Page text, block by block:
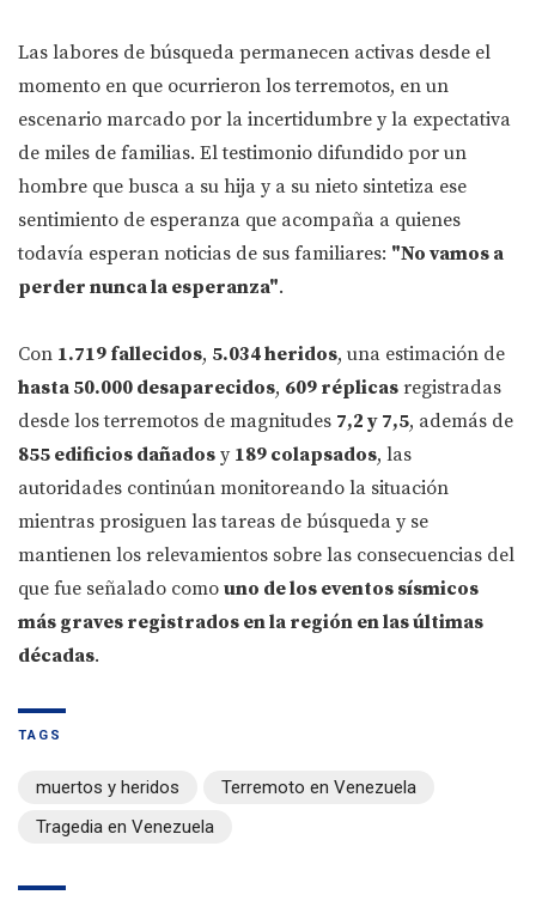
Las labores de búsqueda permanecen activas desde el
momento en que ocurrieron los terremotos, en un
escenario marcado por la incertidumbre y la expectativa
de miles de familias. El testimonio difundido por un
hombre que busca a su hija y a su nieto sintetiza ese
sentimiento de esperanza que acompaña a quienes
todavía esperan noticias de sus familiares: "No vamos a
perder nunca la esperanza".
Con 1.719 fallecidos, 5.034 heridos, una estimación de
hasta 50.000 desaparecidos, 609 réplicas registradas
desde los terremotos de magnitudes 7,2 y 7,5, además de
855 edificios dañados y 189 colapsados, las
autoridades continúan monitoreando la situación
mientras prosiguen las tareas de búsqueda y se
mantienen los relevamientos sobre las consecuencias del
que fue señalado como uno de los eventos sísmicos
más graves registrados en la región en las últimas
décadas.
TAGS
muertos y heridos
Terremoto en Venezuela
Tragedia en Venezuela